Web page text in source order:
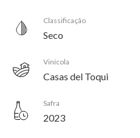
Classificação
Seco
Vinícola
Casas del Toqui
Safra
2023